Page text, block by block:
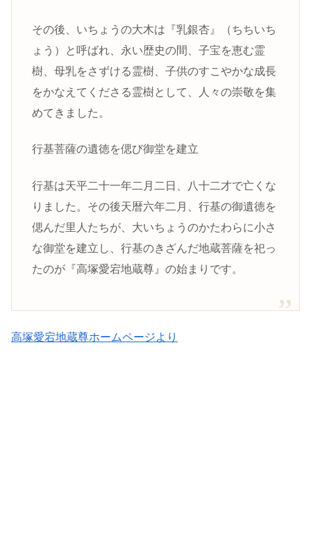
その後、いちょうの大木は『乳銀杏』（ちちいち
ょう）と呼ばれ、永い歴史の間、子宝を恵む霊
樹、母乳をさずける霊樹、子供のすこやかな成長
をかなえてくださる霊樹として、人々の崇敬を集
めてきました。
行基菩薩の遺徳を偲び御堂を建立
行基は天平二十一年二月二日、八十二才で亡くな
りました。その後天暦六年二月、行基の御遺徳を
偲んだ里人たちが、大いちょうのかたわらに小さ
な御堂を建立し、行基のきざんだ地蔵菩薩を祀っ
たのが『高塚愛宕地蔵尊』の始まりです。
高塚愛宕地蔵尊ホームページより